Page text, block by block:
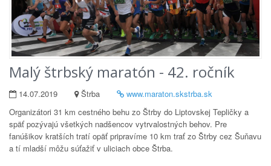
Malý štrbský maratón - 42. ročník
14.07.2019 Štrba
www.maraton.skstrba.sk
Organizátori 31 km cestného behu zo Štrby do Liptovskej Tepličky a
späť pozývajú všetkých nadšencov vytrvalostných behov. Pre
fanúšikov kratších tratí opäť pripravíme 10 km trať zo Štrby cez Šuňavu
a tí mladší môžu súťažiť v uliciach obce Štrba.